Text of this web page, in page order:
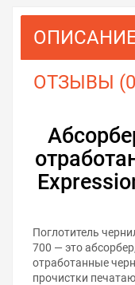
ОТЗЫВЫ
Поглотитель
700 — это
отработанные
прочистки